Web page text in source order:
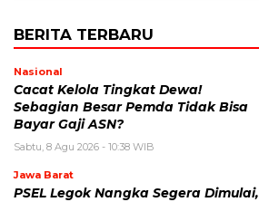
BERITA TERBARU
Nasional
Cacat Kelola Tingkat Dewa!
Sebagian Besar Pemda Tidak Bisa
Bayar Gaji ASN?
Sabtu, 8 Agu 2026 - 10:38 WIB
Jawa Barat
PSEL Legok Nangka Segera Dimulai,